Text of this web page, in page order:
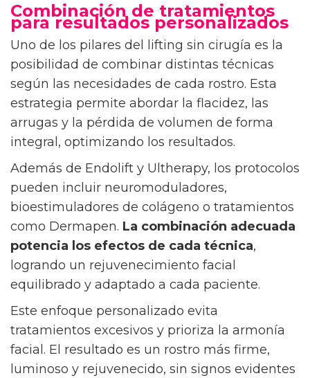
Combinación de tratamientos
para resultados personalizados
Uno de los pilares del lifting sin cirugía es la
posibilidad de combinar distintas técnicas
según las necesidades de cada rostro. Esta
estrategia permite abordar la flacidez, las
arrugas y la pérdida de volumen de forma
integral, optimizando los resultados.
Además de Endolift y Ultherapy, los protocolos
pueden incluir neuromoduladores,
bioestimuladores de colágeno o tratamientos
como Dermapen. La combinación adecuada
potencia los efectos de cada técnica,
logrando un rejuvenecimiento facial
equilibrado y adaptado a cada paciente.
Este enfoque personalizado evita
tratamientos excesivos y prioriza la armonía
facial. El resultado es un rostro más firme,
luminoso y rejuvenecido, sin signos evidentes